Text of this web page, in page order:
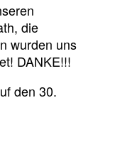
die
wurden uns
DANKE!!!
den 30.